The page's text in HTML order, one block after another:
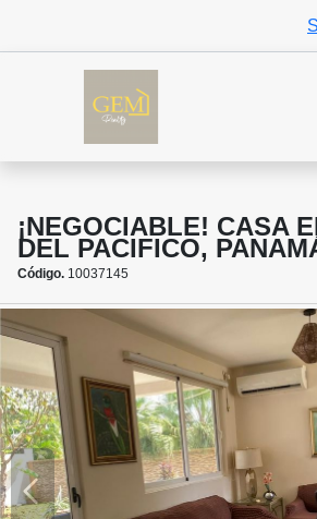
¡NEGOCIABLE! CASA
DEL PACIFICO,
Código. 10037145